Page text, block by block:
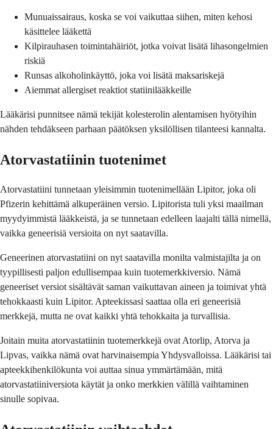
Munuaissairaus, koska se voi vaikuttaa siihen, miten kehosi
käsittelee lääkettä
Kilpirauhasen toimintahäiriöt, jotka voivat lisätä lihasongelmien
riskiä
Runsas alkoholinkäyttö, joka voi lisätä maksariskejä
Aiemmat allergiset reaktiot statiinilääkkeille
Lääkärisi punnitsee nämä tekijät kolesterolin alentamisen hyötyihin
nähden tehdäkseen parhaan päätöksen yksilöllisen tilanteesi kannalta.
Atorvastatiinin tuotenimet
Atorvastatiini tunnetaan yleisimmin tuotenimellään Lipitor, joka oli
Pfizerin kehittämä alkuperäinen versio. Lipitorista tuli yksi maailman
myydyimmistä lääkkeistä, ja se tunnetaan edelleen laajalti tällä nimellä,
vaikka geneerisiä versioita on nyt saatavilla.
Geneerinen atorvastatiini on nyt saatavilla monilta valmistajilta ja on
tyypillisesti paljon edullisempaa kuin tuotemerkkiversio. Nämä
geneeriset versiot sisältävät saman vaikuttavan aineen ja toimivat yhtä
tehokkaasti kuin Lipitor. Apteekissasi saattaa olla eri geneerisiä
merkkejä, mutta ne ovat kaikki yhtä tehokkaita ja turvallisia.
Joitain muita atorvastatiinin tuotemerkkejä ovat Atorlip, Atorva ja
Lipvas, vaikka nämä ovat harvinaisempia Yhdysvalloissa. Lääkärisi tai
apteekkihenkilökunta voi auttaa sinua ymmärtämään, mitä
atorvastatiiniversiota käytät ja onko merkkien välillä vaihtaminen
sinulle sopivaa.